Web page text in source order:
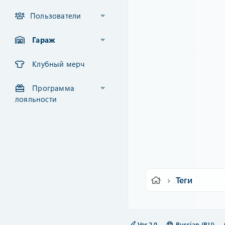
Пользователи
Гараж
Клубный мерч
Программа
лояльности
Теги